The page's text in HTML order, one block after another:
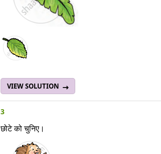
VIEW SOLUTION
3
छोटे को चुनिए।